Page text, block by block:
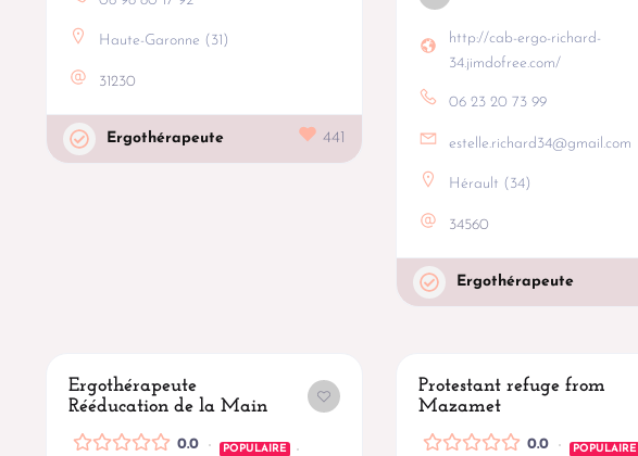
Haute-Garonne (31)
31230
Ergothérapeute 441
http://cab-ergo-richard-
34.jimdofree.com/
06 23 20 73 99
estelle.richard34@gmail.com
Hérault (34)
34560
Ergothérapeute
Ergothérapeute
Rééducation de la Main
0.0 POPULAIRE
Protestant refuge from
Mazamet
0.0 POPULAIRE